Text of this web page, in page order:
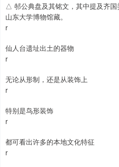
△ 邿公典盘及其铭文，其中提及齐国
山东大学博物馆藏。
r
仙人台遗址出土的器物
r
无论从形制，还是从装饰上
r
特别是鸟形装饰
r
都可看出许多的本地文化特征
r